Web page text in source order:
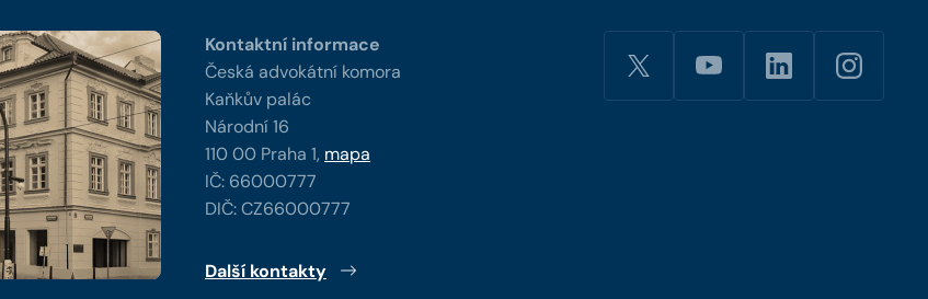
Kontaktní informace
Česká advokátní komora
Kaňkův palác
Národní 16
110 00 Praha 1, mapa
IČ: 66000777
DIČ: CZ66000777
Další kontakty